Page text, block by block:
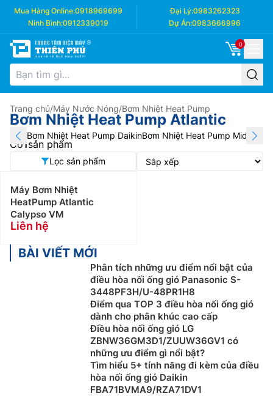
Mua Hàng Online:0918969699 Đại Lý:0983262323
Ninh Bình:0912339019 Dự Án:0983666996
0
Trang chủ/Máy Nước Nóng/Bơm Nhiệt Heat Pump
Bơm Nhiệt Heat Pump Atlantic
Bơm Nhiệt Heat Pump DaikinBơm Nhiệt Heat Pump Midea
Có 1sản phẩm
Lọc sản phẩm
Máy Bơm Nhiệt
HeatPump Atlantic
Calypso VM
Liên hệ
BÀI VIẾT MỚI
Phân tích những ưu điểm nổi bật của
điều hòa nối ống gió Panasonic S-
3448PF3H/U-48PR1H8
Điểm qua TOP 3 điều hòa nối ống gió
dành cho phân khúc cao cấp
Điều hòa nối ống gió LG
ZBNW36GM3D1/ZUUW36GV1 có
những ưu điểm gì nổi bật?
Tìm hiểu 5+ tính năng đi kèm của điều
hòa nối ống gió Daikin
FBA71BVMA9/RZA71DV1